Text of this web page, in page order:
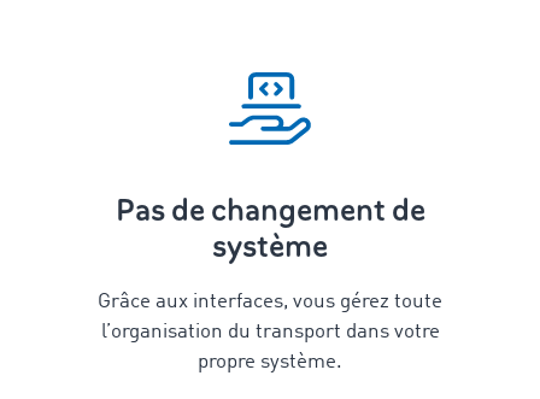
Pas de changement de
système
Grâce aux interfaces, vous gérez toute
l’organisation du transport dans votre
propre système.